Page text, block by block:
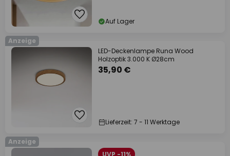
Auf Lager
Anzeige
LED-Deckenlampe Runa Wood
Holzoptik 3.000 K Ø28cm
35,90 €
Lieferzeit: 7 - 11 Werktage
Anzeige
UVP -11%